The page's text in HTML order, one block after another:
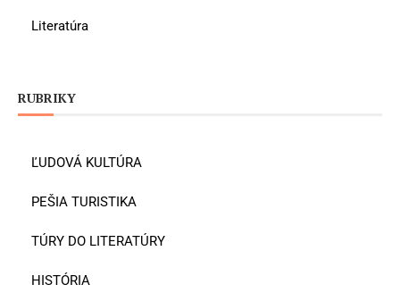
Literatúra
RUBRIKY
ĽUDOVÁ KULTÚRA
PEŠIA TURISTIKA
TÚRY DO LITERATÚRY
HISTÓRIA